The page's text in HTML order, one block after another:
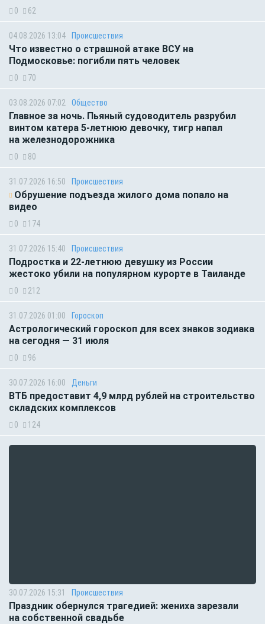
0 62
04.08.2026 13:04 Происшествия
Что известно о страшной атаке ВСУ на
Подмосковье: погибли пять человек
0 70
03.08.2026 07:02 Общество
Главное за ночь. Пьяный судоводитель разрубил
винтом катера 5-летнюю девочку, тигр напал
на железнодорожника
0 80
31.07.2026 16:50 Происшествия
Обрушение подъезда жилого дома попало на
видео
0 174
31.07.2026 15:40 Происшествия
Подростка и 22-летнюю девушку из России
жестоко убили на популярном курорте в Таиланде
0 212
31.07.2026 01:00 Гороскоп
Астрологический гороскоп для всех знаков зодиака
на сегодня — 31 июля
0 96
30.07.2026 16:00 Деньги
ВТБ предоставит 4,9 млрд рублей на строительство
складских комплексов
0 124
30.07.2026 15:31 Происшествия
Праздник обернулся трагедией: жениха зарезали
на собственной свадьбе